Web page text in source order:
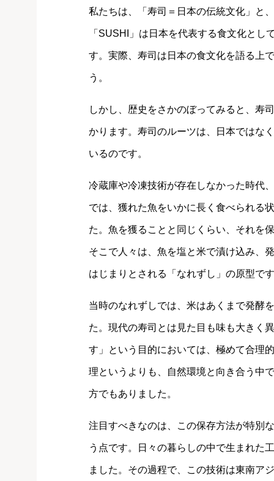
私たちは、「寿司＝日本の伝統文化」と
「SUSHI」は日本を代表する食文化と
す。実際、寿司は日本の食文化を語る上
う。
しかし、歴史をさかのぼってみると、寿
かります。寿司のルーツは、日本ではな
いるのです。
冷蔵庫や冷凍技術が存在しなかった時代
では、獲れた魚をいかに長く食べられる
た。魚を獲ることと同じくらい、それを
そこで人々は、魚を塩と米で漬け込み、
はじまりとされる「なれずし」の原型で
当時のなれずしでは、米はあくまで発酵
た。現代の寿司とは見た目も味も大きく
す」という目的においては、極めて合理
理というよりも、自然環境と向き合う中
方でもありました。
注目すべきなのは、この保存方法が特別
う点です。日々の暮らしの中で生まれた
ました。その過程で、この技術は東南ア